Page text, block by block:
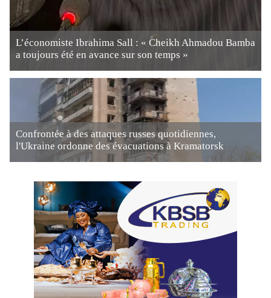
L’économiste Ibrahima Sall : « Cheikh Ahmadou Bamba
a toujours été en avance sur son temps »
Confrontée à des attaques russes quotidiennes,
l'Ukraine ordonne des évacuations à Kramatorsk